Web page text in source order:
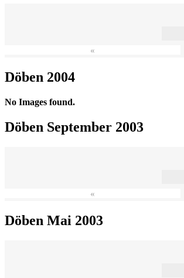
«
Döben 2004
No Images found.
Döben September 2003
«
Döben Mai 2003